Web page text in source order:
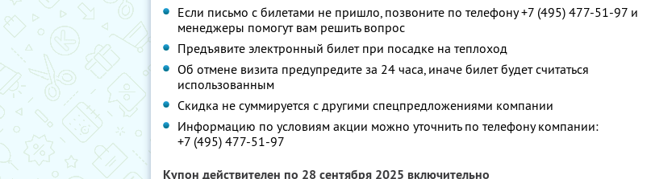
Если письмо с билетами не пришло, позвоните по телефону+7 (495) 477-51-97 и
менеджеры помогут вам решить вопрос
Предъявите электронный билет при посадке на теплоход
Об отмене визита предупредите за 24 часа, иначе билет будет считаться
использованным
Скидка не суммируется с другими спецпредложениями компании
Информацию по условиям акции можно уточнить по телефону компании:
+7 (495) 477-51-97
Купон действителен по 28 сентября 2025 включительно